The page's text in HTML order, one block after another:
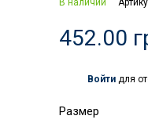
В наличии
452.00
Войти для
Размер